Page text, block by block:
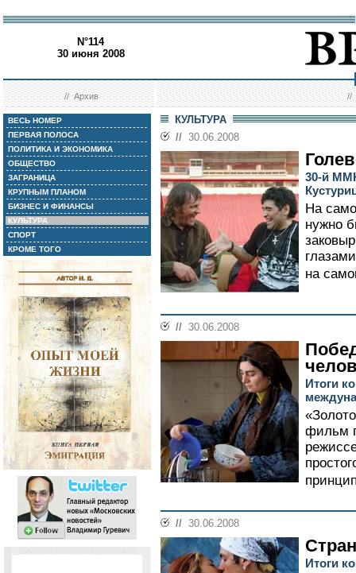
N°114
30 июня 2008
//Архив //
ВЕСЬ НОМЕР
ПЕРВАЯ ПОЛОСА
ПОЛИТИКА И ЭКОНОМИКА
ОБЩЕСТВО
ЗАГРАНИЦА
КРУПНЫМ ПЛАНОМ
БИЗНЕС И ФИНАНСЫ
КУЛЬТУРА
СПОРТ
КРОМЕ ТОГО
КУЛЬТУРА
// 30.06.2008
30-й
На
нужно
на
// 30.06.2008
Итоги
фильм
// 30.06.2008
Итоги